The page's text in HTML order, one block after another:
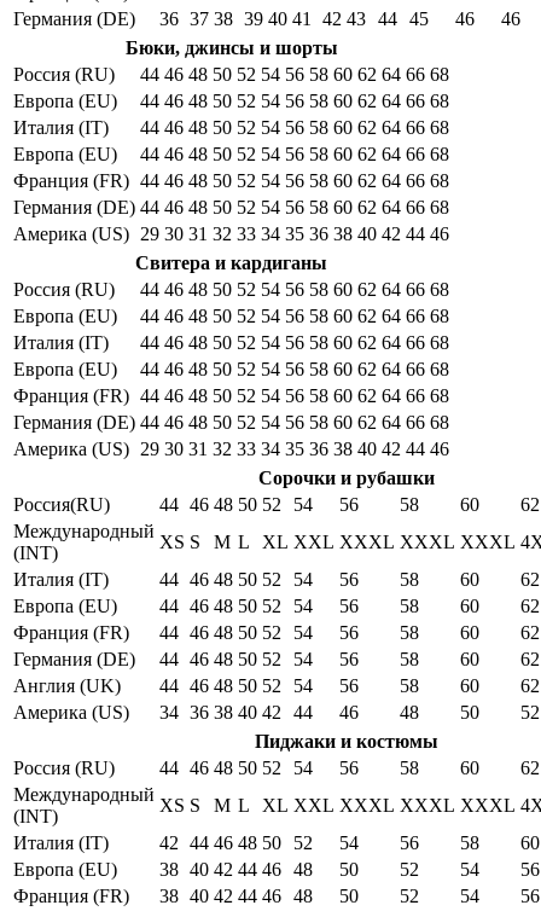
Германия (DE)
36 37 38 39 40 41 42 43 44 45 46
46
Бюки, джинсы и шорты
Россия (RU)
44 46 48 50 52 54 56 58 60 62 64 66 68
Европа (EU)
44 46 48 50 52 54 56 58 60 62 64 66 68
Италия (IT)
44 46 48 50 52 54 56 58 60 62 64 66 68
Европа (EU)
44 46 48 50 52 54 56 58 60 62 64 66 68
Франция (FR) 44 46 48 50 52 54 56 58 60 62 64 66 68
Германия (DE) 44 46 48 50 52 54 56 58 60 62 64 66 68
Америка (US) 29 30 31 32 33 34 35 36 38 40 42 44 46
Свитера и кардиганы
Россия (RU)
44 46 48 50 52 54 56 58 60 62 64 66 68
Европа (EU)
44 46 48 50 52 54 56 58 60 62 64 66 68
Италия (IT)
44 46 48 50 52 54 56 58 60 62 64 66 68
Европа (EU)
44 46 48 50 52 54 56 58 60 62 64 66 68
Франция (FR) 44 46 48 50 52 54 56 58 60 62 64 66 68
Германия (DE) 44 46 48 50 52 54 56 58 60 62 64 66 68
Америка (US) 29 30 31 32 33 34 35 36 38 40 42 44 46
Сорочки и рубашки
Россия(RU)
44 46 48 50 52 54 56 58 60
62
Международный
(INT)
XS S M L XL XXL XXXL XXXL XXXL
Италия (IT)
44 46 48 50 52 54 56 58 60
62
Европа (EU)
44 46 48 50 52 54 56 58 60
62
Франция (FR)
44 46 48 50 52 54 56 58 60
62
Германия (DE)
44 46 48 50 52 54 56 58 60
62
Англия (UK)
44 46 48 50 52 54 56 58 60
62
Америка (US)
34 36 38 40 42 44 46 48 50
52
Пиджаки и костюмы
Россия (RU)
44 46 48 50 52 54 56 58 60
62
Международный
(INT)
XS S M L XL XXL XXXL XXXL XXXL
Италия (IT)
42 44 46 48 50 52 54 56 58
60
Европа (EU)
38 40 42 44 46 48 50 52 54
56
Франция (FR)
38 40 42 44 46 48 50 52 54
56